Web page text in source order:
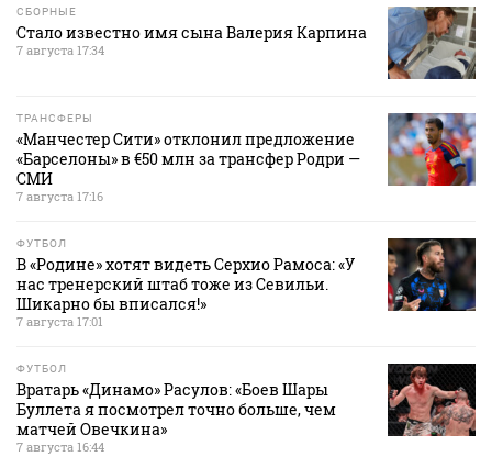
СБОРНЫЕ
Стало известно имя сына Валерия Карпина
7 августа 17:34
ТРАНСФЕРЫ
«Манчестер Сити» отклонил предложение
«Барселоны» в €50 млн за трансфер Родри —
СМИ
7 августа 17:16
ФУТБОЛ
В «Родине» хотят видеть Серхио Рамоса: «У
нас тренерский штаб тоже из Севильи.
Шикарно бы вписался!»
7 августа 17:01
ФУТБОЛ
Вратарь «Динамо» Расулов: «Боев Шары
Буллета я посмотрел точно больше, чем
матчей Овечкина»
7 августа 16:44